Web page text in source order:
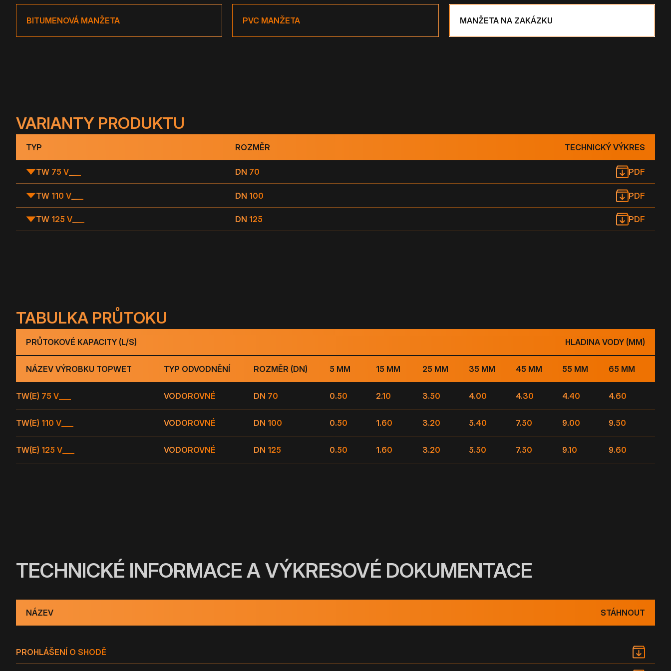
BITUMENOVÁ MANŽETA PVC MANŽETA MANŽETA NA ZAKÁZKU
VARIANTY PRODUKTU
TYP ROZMĚR TECHNICKÝ VÝKRES
TW 75 V DN 70 PDF
TW 110 V DN 100 PDF
TW 125 V DN 125 PDF
TABULKA PRŮTOKU
PRŮTOKOVÉ KAPACITY (L/S) HLADINA VODY (MM)
NÁZEV VÝROBKU TOPWET TYP ODVODNĚNÍ ROZMĚR (DN) 5 MM 15 MM 25 MM 35 MM 45 MM 55 MM 65 MM
TW(E) 75 V VODOROVNÉ DN 70 0.50 2.10 3.50 4.00 4.30 4.40 4.60
TW(E) 110 V VODOROVNÉ DN 100 0.50 1.60 3.20 5.40 7.50 9.00 9.50
TW(E) 125 V VODOROVNÉ DN 125 0.50 1.60 3.20 5.50 7.50 9.10 9.60
TECHNICKÉ INFORMACE A VÝKRESOVÉ DOKUMENTACE
NÁZEV STÁHNOUT
PROHLÁŠENÍ O SHODĚ